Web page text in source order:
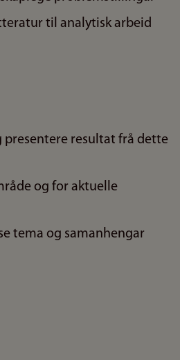
til analytisk arbeid
resultat frå dette
og for aktuelle
tema og samanhengar